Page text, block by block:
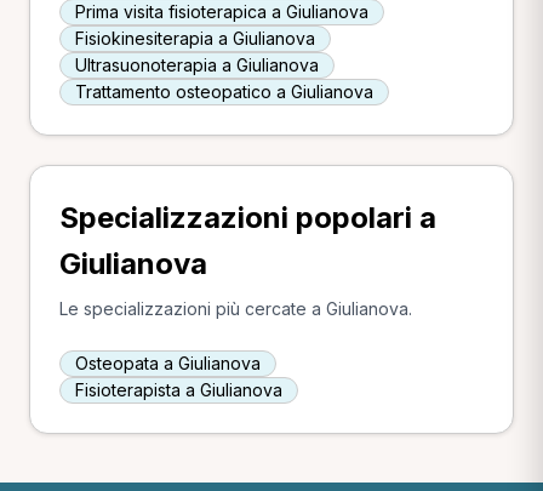
Prima visita fisioterapica a Giulianova
Fisiokinesiterapia a Giulianova
Ultrasuonoterapia a Giulianova
Trattamento osteopatico a Giulianova
Specializzazioni popolari a
Giulianova
Le specializzazioni più cercate a Giulianova.
Osteopata a Giulianova
Fisioterapista a Giulianova